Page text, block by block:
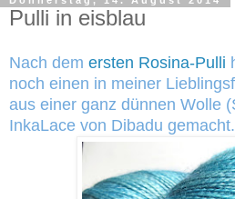
Pulli in eisblau
Nach dem ersten Rosina-Pulli
noch einen in meiner
aus einer ganz dünnen Wolle
InkaLace von Dibadu gemacht.